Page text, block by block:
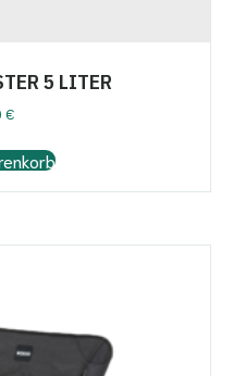
5 LITER
€